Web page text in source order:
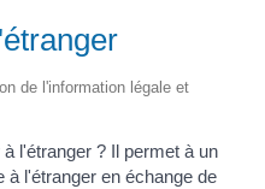
de l'information légale et
l'étranger ? Il permet à un
à l'étranger en échange de